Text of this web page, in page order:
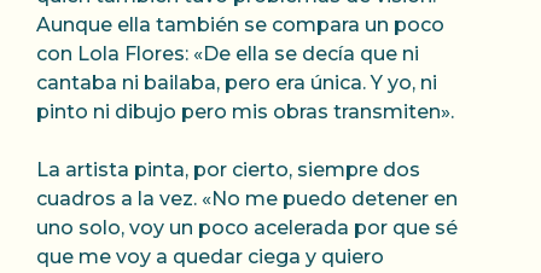
Aunque ella también se compara un poco
con Lola Flores: «De ella se decía que ni
cantaba ni bailaba, pero era única. Y yo, ni
pinto ni dibujo pero mis obras transmiten».
La artista pinta, por cierto, siempre dos
cuadros a la vez. «No me puedo detener en
uno solo, voy un poco acelerada por que sé
que me voy a quedar ciega y quiero